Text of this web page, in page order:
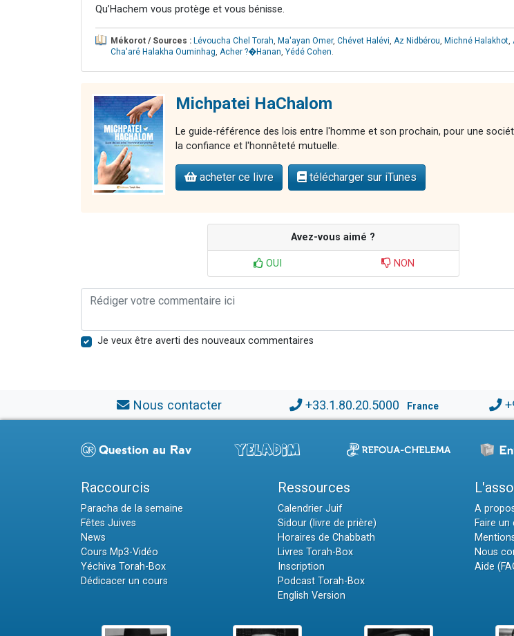
Qu’Hachem vous protège et vous bénisse.
Mékorot / Sources : Lévoucha Chel Torah Ma'ayan Omer, Chévet Halévi Az Nidbérou Michné Halakhot
Cha'aré Halakha Ouminhag Acher ?�Hanan Yédé Cohen
Michpatei HaChalom
Le guide-référence des lois entre l'homme et son prochain, pour une
la confiance et l'honnêteté mutuelle.
acheter ce livre télécharger sur iTunes
Avez-vous aimé ?
OUI NON
Je veux être averti des nouveaux commentaires
Nous contacter +33.1.80.20.5000 France
Raccourcis
Paracha de la semaine
Fêtes Juives
News
Cours Mp3-Vidéo
Yéchiva Torah-Box
Dédicacer un cours
Ressources
Calendrier Juif
Sidour (livre de prière)
Horaires de Chabbath
Livres Torah-Box
Inscription
Podcast Torah-Box
English Version
A
Faire un
Nous
Aide